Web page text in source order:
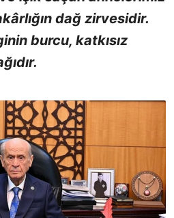
dağ zirvesidir.
burcu, katkısız